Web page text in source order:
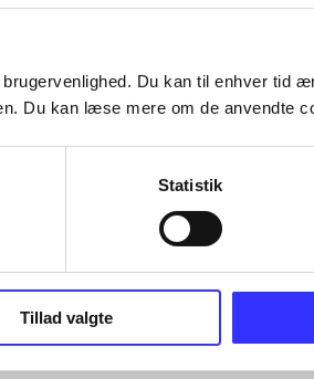
Du kan til enhver tid
Du kan læse mere om de anvendte
Statistik
Tillad valgte